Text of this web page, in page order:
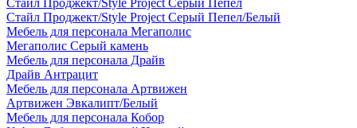
Стайл Проджект/Style Project Серый Пепел
Стайл Проджект/Style Project Серый Пепел/Белый
Мебель для персонала Мегаполис
Мегаполис Серый камень
Мебель для персонала Драйв
Драйв Антрацит
Мебель для персонала Артвижен
Артвижен Эвкалипт/Белый
Мебель для персонала Кобор